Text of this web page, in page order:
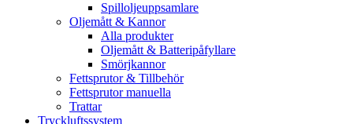
Spilloljeuppsamlare
Oljemått & Kannor
Alla produkter
Oljemått & Batteripåfyllare
Smörjkannor
Fettsprutor & Tillbehör
Fettsprutor manuella
Trattar
Tryckluftssystem